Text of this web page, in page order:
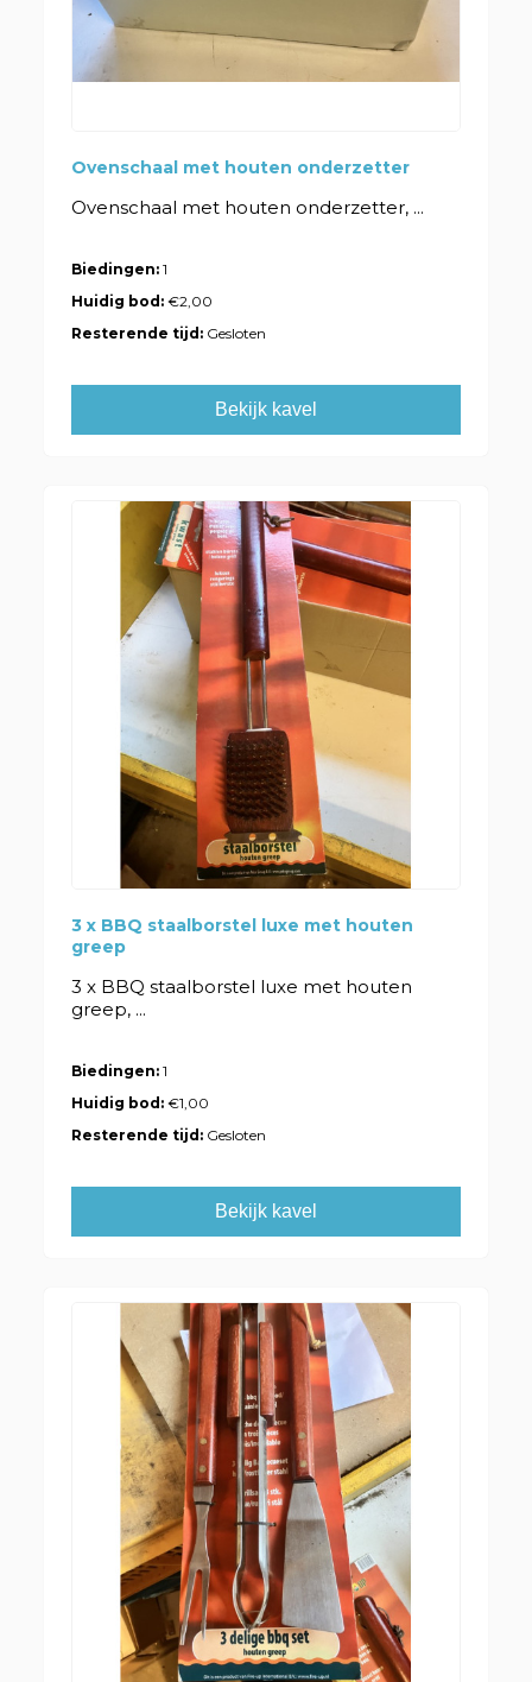
Ovenschaal met houten onderzetter
Ovenschaal met houten onderzetter, ...
Biedingen: 1
Huidig bod:€2,00
Resterende tijd: Gesloten
Bekijk kavel
3 x BBQ staalborstel luxe met houten
greep
3 x BBQ staalborstel luxe met houten
greep, ...
Biedingen: 1
Huidig bod:€1,00
Resterende tijd: Gesloten
Bekijk kavel